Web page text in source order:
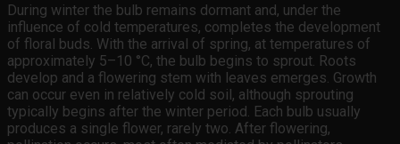
During winter the bulb remains dormant and, under the
influence of cold temperatures, completes the development
of floral buds. With the arrival of spring, at temperatures of
approximately 5–10 °C, the bulb begins to sprout. Roots
develop and a flowering stem with leaves emerges. Growth
can occur even in relatively cold soil, although sprouting
typically begins after the winter period. Each bulb usually
produces a single flower, rarely two. After flowering,